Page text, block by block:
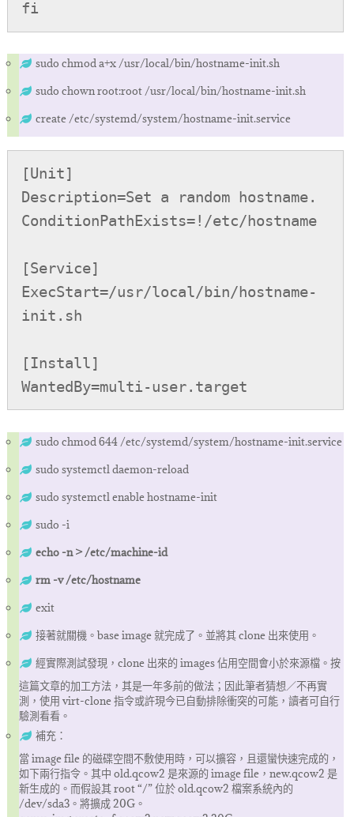
fi
sudo chmod a+x /usr/local/bin/hostname-init.sh
sudo chown root:root /usr/local/bin/hostname-init.sh
create /etc/systemd/system/hostname-init.service
[Unit]
Description=Set a random hostname.
ConditionPathExists=!/etc/hostname
[Service]
ExecStart=/usr/local/bin/hostname-
init.sh
[Install]
WantedBy=multi-user.target
sudo chmod 644 /etc/systemd/system/hostname-init.service
sudo systemctl daemon-reload
sudo systemctl enable hostname-init
sudo -i
echo -n > /etc/machine-id
rm -v /etc/hostname
exit
接著就關機。base image 就完成了。並將其 clone 出來使用。
經實際測試發現，clone 出來的 images 佔用空間會小於來源檔。按
這篇文章的加工方法，其是一年多前的做法；因此筆者猜想／不再實
測，使用 virt-clone 指令或許現今已自動排除衝突的可能，讀者可自行
驗測看看。
補充：
當 image file 的磁碟空間不敷使用時，可以擴容，且還蠻快速完成的，
如下兩行指令。其中 old.qcow2 是來源的 image file，new.qcow2 是
新生成的。而假設其 root “/” 位於 old.qcow2 檔案系統內的
/dev/sda3。將擴成 20G。